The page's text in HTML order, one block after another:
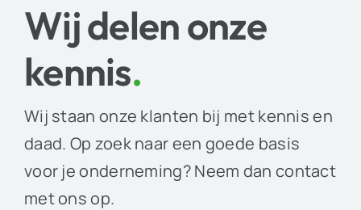
Wij delen onze
kennis.
Wij staan onze klanten bij met kennis en
daad. Op zoek naar een goede basis
voor je onderneming? Neem dan contact
met ons op.